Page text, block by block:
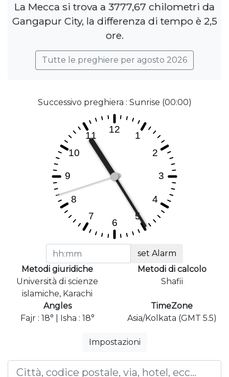
La Mecca si trova a 3777,67 chilometri da
Gangapur City, la differenza di tempo è 2,5
ore.
Tutte le preghiere per agosto 2026
Successivo preghiera : Sunrise (00:00)
set Alarm
Metodi giuridiche
Università di scienze
islamiche, Karachi
Metodi di calcolo
Shafii
Angles
Fajr : 18° | Isha : 18°
TimeZone
Asia/Kolkata (GMT 5.5)
Impostazioni